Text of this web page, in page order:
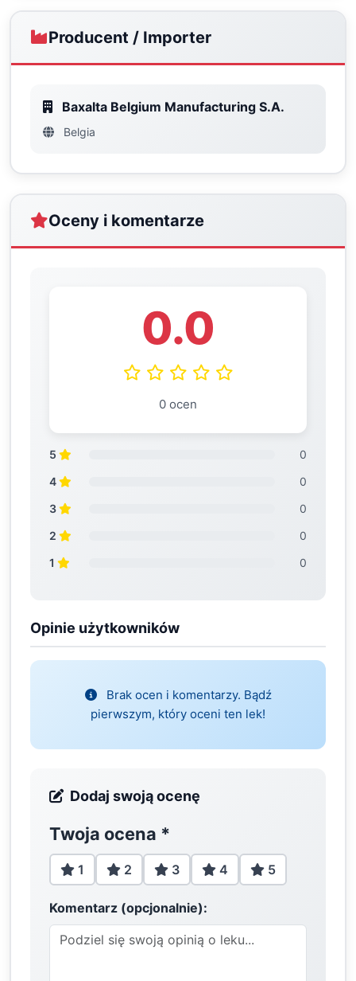
Producent / Importer
Baxalta Belgium Manufacturing S.A.
Belgia
Oceny i komentarze
0.0
0 ocen
5
0
4
0
3
0
2
0
1
0
Opinie użytkowników
Brak ocen i komentarzy. Bądź
pierwszym, który oceni ten lek!
Dodaj swoją ocenę
Twoja ocena *
1 2 3 4 5
Komentarz (opcjonalnie):